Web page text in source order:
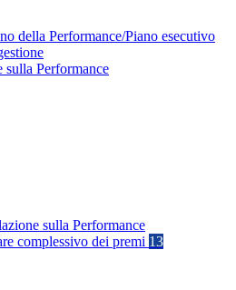
della Performance/Piano esecutivo
sulla Performance
sulla Performance
complessivo dei premi 13